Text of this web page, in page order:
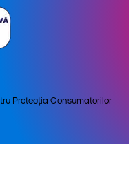
Protecția Consumatorilor